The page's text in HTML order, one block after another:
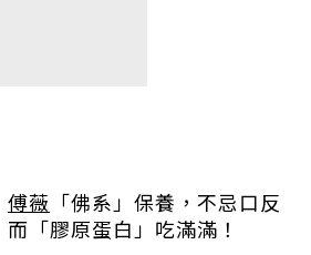
傅薇 「佛系」保養，不忌口反
而「膠原蛋白」吃滿滿！